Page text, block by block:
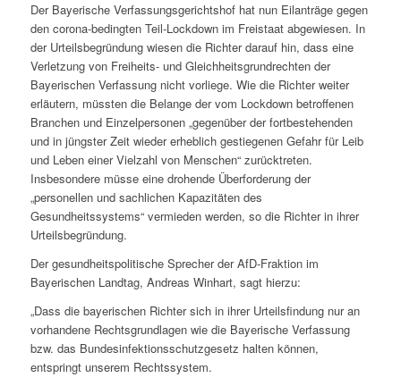
Der Bayerische Verfassungsgerichtshof hat nun Eilanträge gegen
den corona-bedingten Teil-Lockdown im Freistaat abgewiesen. In
der Urteilsbegründung wiesen die Richter darauf hin, dass eine
Verletzung von Freiheits- und Gleichheitsgrundrechten der
Bayerischen Verfassung nicht vorliege. Wie die Richter weiter
erläutern, müssten die Belange der vom Lockdown betroffenen
Branchen und Einzelpersonen „gegenüber der fortbestehenden
und in jüngster Zeit wieder erheblich gestiegenen Gefahr für Leib
und Leben einer Vielzahl von Menschen“ zurücktreten.
Insbesondere müsse eine drohende Überforderung der
„personellen und sachlichen Kapazitäten des
Gesundheitssystems“ vermieden werden, so die Richter in ihrer
Urteilsbegründung.
Der gesundheitspolitische Sprecher der AfD-Fraktion im
Bayerischen Landtag, Andreas Winhart, sagt hierzu:
„Dass die bayerischen Richter sich in ihrer Urteilsfindung nur an
vorhandene Rechtsgrundlagen wie die Bayerische Verfassung
bzw. das Bundesinfektionsschutzgesetz halten können,
entspringt unserem Rechtssystem.